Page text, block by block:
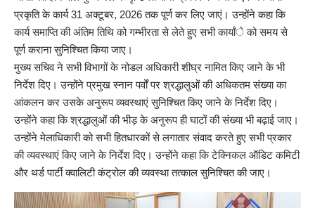
प्रकृति के कार्य 31 अक्टूबर, 2026 तक पूर्ण कर लिए जाएं। उन्होंने कहा कि
कार्य समाप्ति की अंतिम तिथि को गम्भीरता से लेते हुए सभी कार्यांे को समय से
पूर्ण कराना सुनिश्चित किया जाए।
मुख्य सचिव ने सभी विभागों के नोडल अधिकारी शीघ्र नामित किए जाने के भी
निर्देश दिए। उन्होंने प्रमुख स्नान पर्वों पर श्रद्धालुओं की अधिकतम संख्या का
आंकलन कर उसके अनुरूप व्यवस्थाएं सुनिश्चित किए जाने के निर्देश दिए।
उन्होंने कहा कि श्रद्धालुओं की भीड़ के अनुरूप ही घाटों की संख्या भी बढ़ाई जाए।
उन्होंने मेलाधिकारी को सभी हितधारकों से लगातार संवाद करते हुए सभी प्रकार
की व्यवस्थाएं किए जाने के निर्देश दिए। उन्होंने कहा कि टेक्निकल ऑडिट कमिटी
और थर्ड पार्टी क्वालिटी कंट्रोल की व्यवस्था तत्काल सुनिश्चित की जाए।